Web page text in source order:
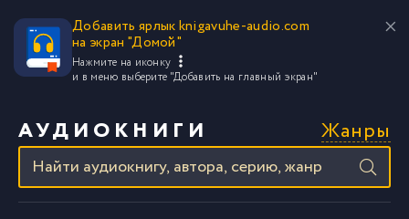
Добавить ярлык knigavuhe-audio.com
на экран "Домой"
Нажмите на иконку
и в меню выберите "Добавить на главный экран"
АУДИОКНИГИ Жанры